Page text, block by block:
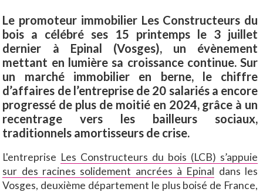
Le promoteur immobilier Les Constructeurs du
bois a célébré ses 15 printemps le 3 juillet
dernier à Epinal (Vosges), un évènement
mettant en lumière sa croissance continue. Sur
un marché immobilier en berne, le chiffre
d’affaires de l’entreprise de 20 salariés a encore
progressé de plus de moitié en 2024, grâce à un
recentrage vers les bailleurs sociaux,
traditionnels amortisseurs de crise.
L'entreprise Les Constructeurs du bois (LCB) s’appuie
sur des racines solidement ancrées à Epinal dans les
Vosges, deuxième département le plus boisé de France,